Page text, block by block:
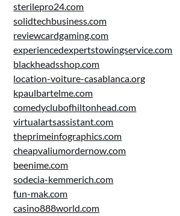
sterilepro24.com
solidtechbusiness.com
reviewcardgaming.com
experiencedexpertstowingservice.com
blackheadsshop.com
location-voiture-casablanca.org
kpaulbartelme.com
comedyclubofhiltonhead.com
virtualartsassistant.com
theprimeinfographics.com
cheapvaliumordernow.com
beenime.com
sodecia-kemmerich.com
fun-mak.com
casino888world.com